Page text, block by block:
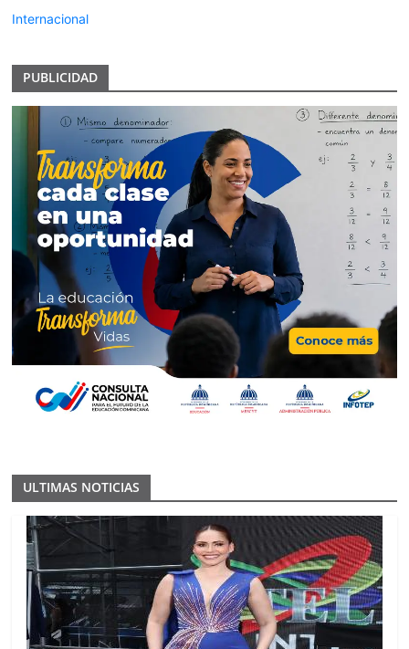
Internacional
PUBLICIDAD
ULTIMAS NOTICIAS